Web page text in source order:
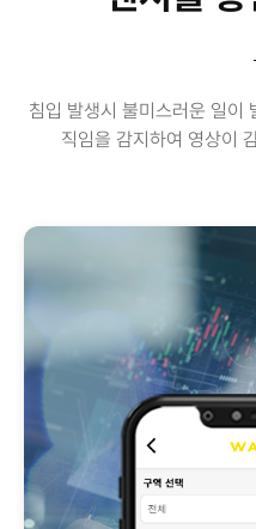
침입 발생시 불미스러운 일이
직임을 감지하여 영상이